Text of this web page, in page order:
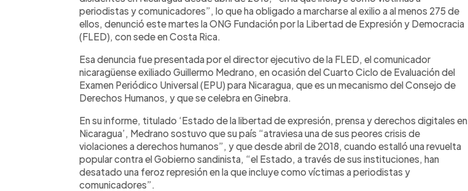
periodistas y comunicadores”, lo que ha obligado a marcharse al exilio a al menos 275 de
ellos, denunció este martes la ONG Fundación por la Libertad de Expresión y Democracia
(FLED), con sede en Costa Rica.
Esa denuncia fue presentada por el director ejecutivo de la FLED, el comunicador
nicaragüense exiliado Guillermo Medrano, en ocasión del Cuarto Ciclo de Evaluación del
Examen Periódico Universal (EPU) para Nicaragua, que es un mecanismo del Consejo de
Derechos Humanos, y que se celebra en Ginebra.
En su informe, titulado ‘Estado de la libertad de expresión, prensa y derechos digitales en
Nicaragua’, Medrano sostuvo que su país “atraviesa una de sus peores crisis de
violaciones a derechos humanos”, y que desde abril de 2018, cuando estalló una revuelta
popular contra el Gobierno sandinista, “el Estado, a través de sus instituciones, han
desatado una feroz represión en la que incluye como víctimas a periodistas y
comunicadores”.